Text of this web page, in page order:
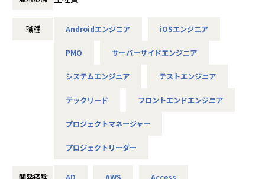
◆取引業界
・ システム要件定義・設計（上流）SE
※ご志向・ご希望に応じて、プロジェクトを決定します
を前提としています。
■魅力ポイント
職種 Androidエンジニア iOSエンジニア
PMO サーバーサイドエンジニア
システムエンジニア テストエンジニア
テックリード フロントエンドエンジニア
プロジェクトマネージャー
プロジェクトリーダー